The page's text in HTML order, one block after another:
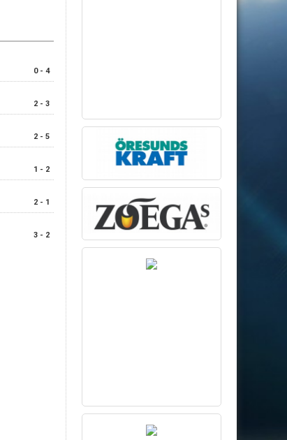
0 - 4
2 - 3
2 - 5
1 - 2
2 - 1
3 - 2